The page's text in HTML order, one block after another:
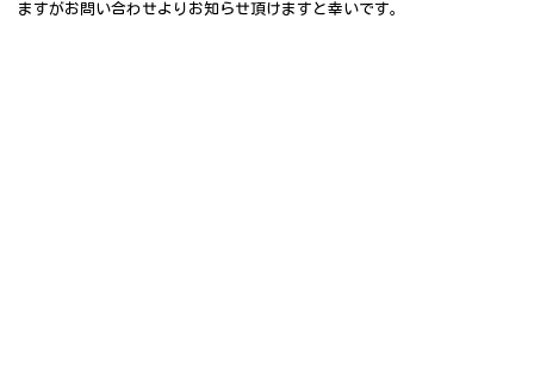
ますがお問い合わせよりお知らせ頂けますと幸いです。